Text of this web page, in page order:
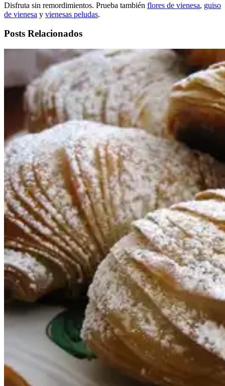
Disfruta sin remordimientos. Prueba también flores de vienesa, guiso
de vienesa y vienesas peludas.
Posts Relacionados